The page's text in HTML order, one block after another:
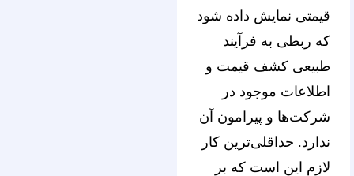
قیمتی نمایش داده شود
که ربطی به فرآیند
طبیعی کشف قیمت و
اطلاعات موجود در
شرکت‌ها و پیرامون آن
ندارد. حداقلی‌ترین کار
لازم این است که بر